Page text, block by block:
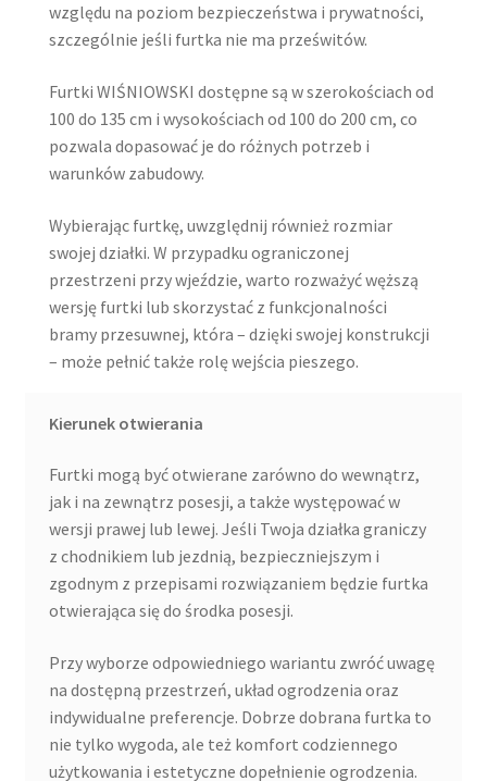
względu na poziom bezpieczeństwa i prywatności,
szczególnie jeśli furtka nie ma prześwitów.
Furtki WIŚNIOWSKI dostępne są w szerokościach od
100 do 135 cm i wysokościach od 100 do 200 cm, co
pozwala dopasować je do różnych potrzeb i
warunków zabudowy.
Wybierając furtkę, uwzględnij również rozmiar
swojej działki. W przypadku ograniczonej
przestrzeni przy wjeździe, warto rozważyć węższą
wersję furtki lub skorzystać z funkcjonalności
bramy przesuwnej, która – dzięki swojej konstrukcji
– może pełnić także rolę wejścia pieszego.
Kierunek otwierania
Furtki mogą być otwierane zarówno do wewnątrz,
jak i na zewnątrz posesji, a także występować w
wersji prawej lub lewej. Jeśli Twoja działka graniczy
z chodnikiem lub jezdnią, bezpieczniejszym i
zgodnym z przepisami rozwiązaniem będzie furtka
otwierająca się do środka posesji.
Przy wyborze odpowiedniego wariantu zwróć uwagę
na dostępną przestrzeń, układ ogrodzenia oraz
indywidualne preferencje. Dobrze dobrana furtka to
nie tylko wygoda, ale też komfort codziennego
użytkowania i estetyczne dopełnienie ogrodzenia.